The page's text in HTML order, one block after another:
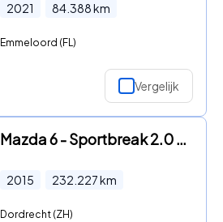
2021 84.388km
Emmeloord (FL)
Vergelijk
Mazda 6 - Sportbreak 2.0 SkyActiv-G 165 TS+
2015 232.227km
Dordrecht (ZH)